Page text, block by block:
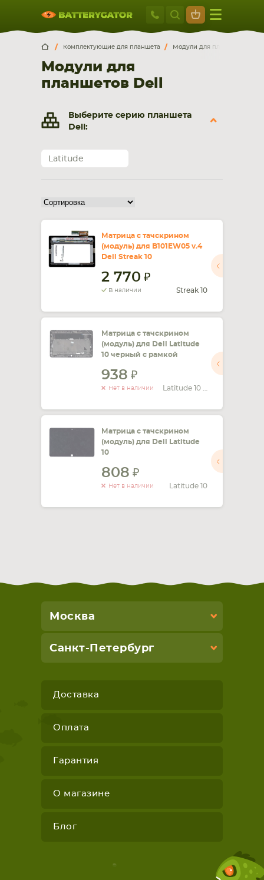
Москва
+7 495 414
Москва
г. Москва, ул. Ткацкая, 5с3 (м. Семеновская)
5 мин. ходьбы от ст.м. “Семеновская”
Обратный звонок
Пн-Вс:
смартфона, планшета
Комплектующие для планшета Модули для планшетов
Модули для
планшетов Dell
Выберите серию планшета
Dell:
Latitude
Матрица с тачскрином
(модуль) для B101EW05 v.4
Dell Streak 10
2 770
В наличии Streak 10
Матрица с тачскрином
(модуль) для Dell Latitude
10 черный с рамкой
938
Нет в наличии
Матрица с тачскрином
(модуль) для Dell Latitude
10
808
Нет в наличии Latitude 10
Москва
Санкт-Петербург
Доставка
Оплата
Гарантия
О магазине
Блог